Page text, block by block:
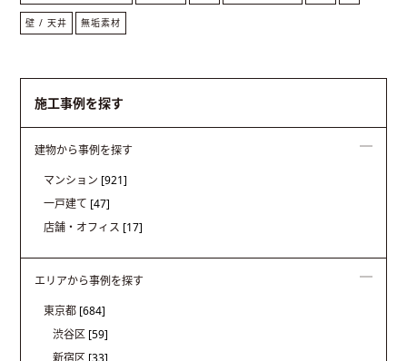
壁 / 天井 無垢素材
施工事例を探す
建物から事例を探す
マンション [921]
一戸建て [47]
店舗・オフィス [17]
エリアから事例を探す
東京都 [684]
渋谷区 [59]
新宿区 [33]